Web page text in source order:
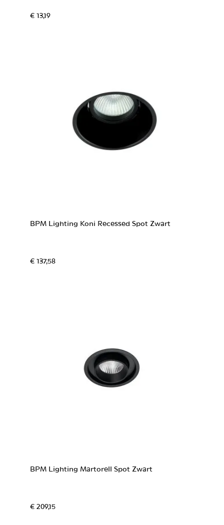
€ 13,19
BPM Lighting Koni Recessed Spot Zwart
€ 137,58
BPM Lighting Martorell Spot Zwart
€ 209,15